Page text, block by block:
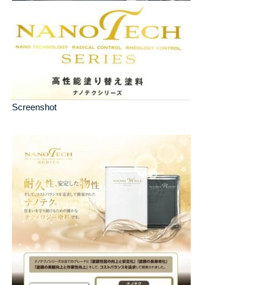
Screenshot